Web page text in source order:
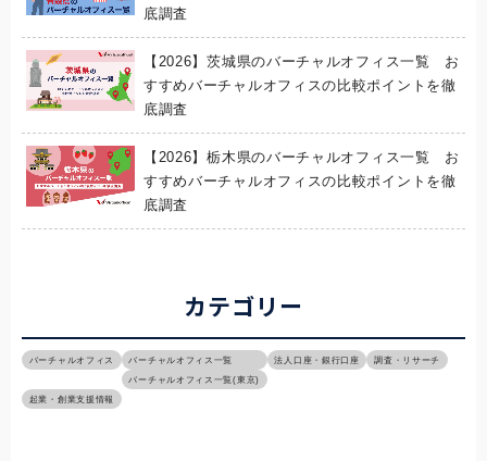
底調査
【2026】茨城県のバーチャルオフィス一覧 お
すすめバーチャルオフィスの比較ポイントを徹
底調査
【2026】栃木県のバーチャルオフィス一覧 お
すすめバーチャルオフィスの比較ポイントを徹
底調査
カテゴリー
バーチャルオフィス
バーチャルオフィス一覧
バーチャルオフィス一覧(東京)
法人口座・銀行口座 調査・リサーチ
起業・創業支援情報